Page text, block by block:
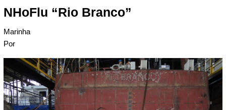
NHoFlu “Rio Branco”
Marinha
Por